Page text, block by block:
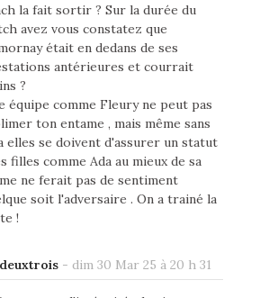
la fait sortir ? Sur la durée du
avez vous constatez que
était en dedans de ses
antérieures et courrait
?
équipe comme Fleury ne peut pas
ton entame , mais même sans
elles se doivent d'assurer un statut
filles comme Ada au mieux de sa
ne ferait pas de sentiment
soit l'adversaire . On a trainé la
!
- dim 30 Mar 25 à 20 h 31